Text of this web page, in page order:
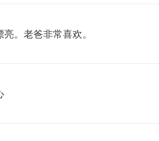
。老爸非常喜欢。